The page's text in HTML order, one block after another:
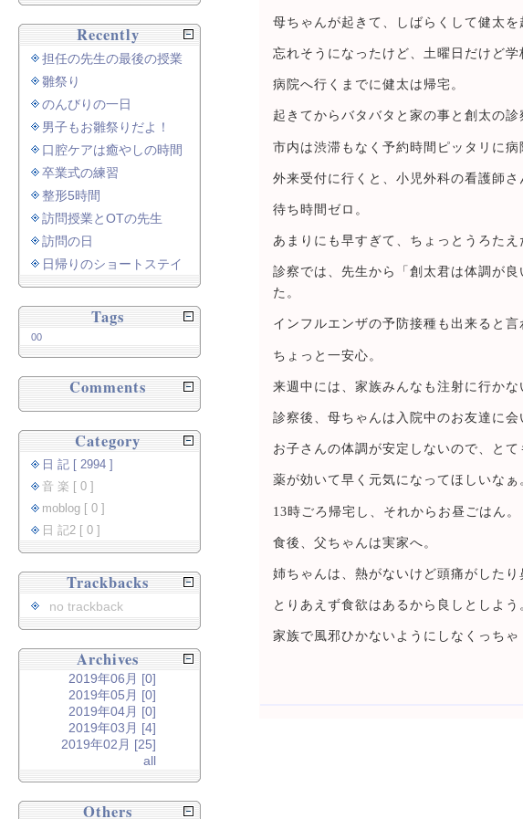
母ちゃんが起きて、しばらくして健太を
忘れそうになったけど、土曜日だけど学
病院へ行くまでに健太は帰宅。
起きてからバタバタと家の事と創太の診
市内は渋滞もなく予約時間ピッタリに病
外来受付に行くと、小児外科の看護師
待ち時間ゼロ。
あまりにも早すぎて、ちょっとうろたえ
診察では、先生から「創太君は体調が
た。
インフルエンザの予防接種も出来ると
ちょっと一安心。
来週中には、家族みんなも注射に行かな
診察後、母ちゃんは入院中のお友達に会
お子さんの体調が安定しないので、とて
薬が効いて早く元気になってほしいなぁ
13時ごろ帰宅し、それからお昼ごはん。
食後、父ちゃんは実家へ。
姉ちゃんは、熱がないけど頭痛がしたり
とりあえず食欲はあるから良しとしよう
家族で風邪ひかないようにしなくっちゃ
Recently
担任の先生の最後の授業
雛祭り
のんびりの一日
男子もお雛祭りだよ！
口腔ケアは癒やしの時間
卒業式の練習
整形5時間
訪問授業とOTの先生
訪問の日
日帰りのショートステイ
Tags
00
Comments
Category
日 記 [ 2994 ]
音 楽 [ 0 ]
moblog [ 0 ]
日 記2 [ 0 ]
Trackbacks
no trackback
Archives
2019年06月 [0]
2019年05月 [0]
2019年04月 [0]
2019年03月 [4]
2019年02月 [25]
all
Others